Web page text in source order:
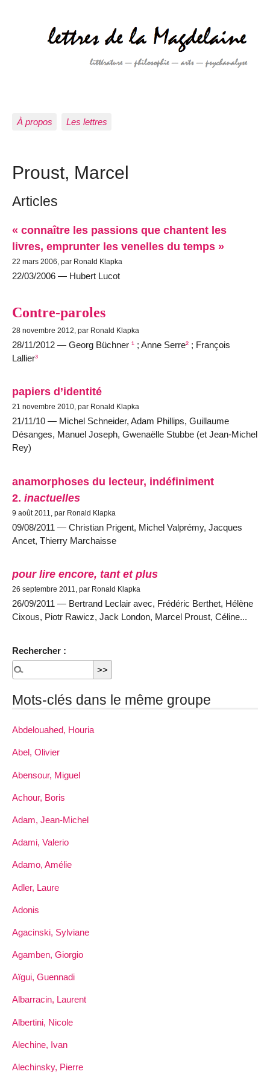
À propos Les lettres
Proust, Marcel
Articles
« connaître les passions que chantent les
livres, emprunter les venelles du temps »
22 mars 2006, par Ronald Klapka
22/03/2006 — Hubert Lucot
Contre-paroles
28 novembre 2012, par Ronald Klapka
28/11/2012 — Georg Büchner ¹ ; Anne Serre² ; François
Lallier³
papiers d’identité
21 novembre 2010, par Ronald Klapka
21/11/10 — Michel Schneider, Adam Phillips, Guillaume
Désanges, Manuel Joseph, Gwenaëlle Stubbe (et Jean-Michel
Rey)
anamorphoses du lecteur, indéfiniment
2. inactuelles
9 août 2011, par Ronald Klapka
09/08/2011 — Christian Prigent, Michel Valprémy, Jacques
Ancet, Thierry Marchaisse
pour lire encore, tant et plus
26 septembre 2011, par Ronald Klapka
26/09/2011 — Bertrand Leclair avec, Frédéric Berthet, Hélène
Cixous, Piotr Rawicz, Jack London, Marcel Proust, Céline...
Rechercher :
Mots-clés dans le même groupe
Abdelouahed, Houria
Abel, Olivier
Abensour, Miguel
Achour, Boris
Adam, Jean-Michel
Adami, Valerio
Adamo, Amélie
Adler, Laure
Adonis
Agacinski, Sylviane
Agamben, Giorgio
Aïgui, Guennadi
Albarracin, Laurent
Albertini, Nicole
Alechine, Ivan
Alechinsky, Pierre